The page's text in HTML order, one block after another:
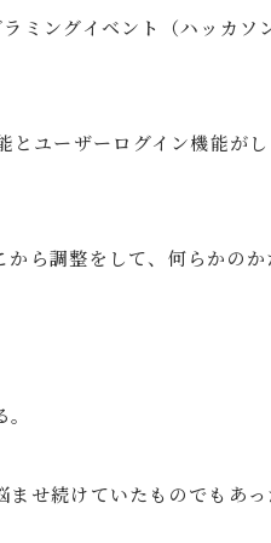
ミングイベント（ハッカソ
ユーザーログイン機能が
ら調整をして、何らかのか
せ続けていたものでもあっ